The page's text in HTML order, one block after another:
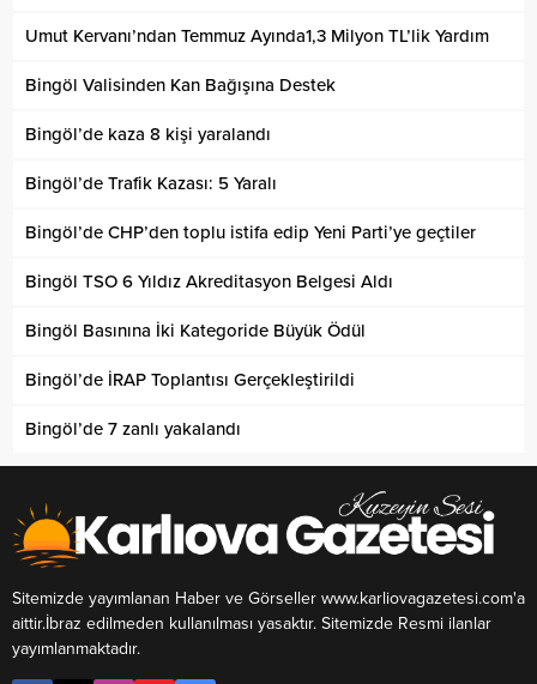
Umut Kervanı’ndan Temmuz Ayında1,3 Milyon TL’lik Yardım
Bingöl Valisinden Kan Bağışına Destek
Bingöl’de kaza 8 kişi yaralandı
Bingöl’de Trafik Kazası: 5 Yaralı
Bingöl’de CHP’den toplu istifa edip Yeni Parti’ye geçtiler
Bingöl TSO 6 Yıldız Akreditasyon Belgesi Aldı
Bingöl Basınına İki Kategoride Büyük Ödül
Bingöl’de İRAP Toplantısı Gerçekleştirildi
Bingöl’de 7 zanlı yakalandı
Sitemizde yayımlanan Haber ve Görseller www.karliovagazetesi.com'a
aittir.İbraz edilmeden kullanılması yasaktır. Sitemizde Resmi ilanlar
yayımlanmaktadır.